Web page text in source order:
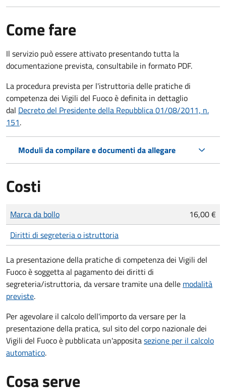
Come fare
Il servizio può essere attivato presentando tutta la
documentazione prevista, consultabile in formato PDF.
La procedura prevista per l'istruttoria delle pratiche di
competenza dei Vigili del Fuoco è definita in dettaglio
dal Decreto del Presidente della Repubblica 01/08/2011, n.
151.
Moduli da compilare e documenti da allegare
Costi
Tipo di pagamento
Importo
Marca da bollo
16,00 €
Diritti di segreteria o istruttoria
La presentazione della pratiche di competenza dei Vigili del
Fuoco è soggetta al pagamento dei diritti di
segreteria/istruttoria, da versare tramite una delle modalità
previste.
Per agevolare il calcolo dell'importo da versare per la
presentazione della pratica, sul sito del corpo nazionale dei
Vigili del Fuoco è pubblicata un'appositasezione per il calcolo
automatico.
Cosa serve